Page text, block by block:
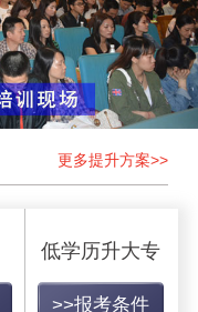
更多提升方案>>
低学历升大专
>>报考条件